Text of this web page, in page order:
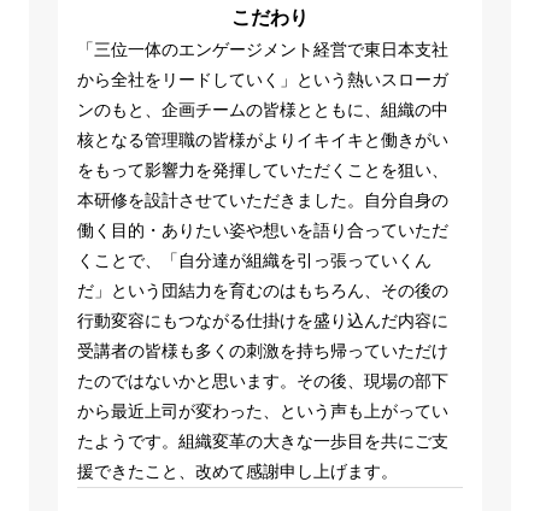
こだわり
「三位一体のエンゲージメント経営で東日本支社
から全社をリードしていく」という熱いスローガ
ンのもと、企画チームの皆様とともに、組織の中
核となる管理職の皆様がよりイキイキと働きがい
をもって影響力を発揮していただくことを狙い、
本研修を設計させていただきました。自分自身の
働く目的・ありたい姿や想いを語り合っていただ
くことで、「自分達が組織を引っ張っていくん
だ」という団結力を育むのはもちろん、その後の
行動変容にもつながる仕掛けを盛り込んだ内容に
受講者の皆様も多くの刺激を持ち帰っていただけ
たのではないかと思います。その後、現場の部下
から最近上司が変わった、という声も上がってい
たようです。組織変革の大きな一歩目を共にご支
援できたこと、改めて感謝申し上げます。